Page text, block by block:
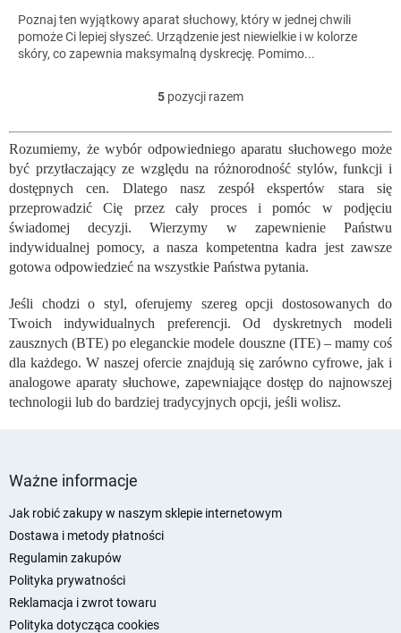
Poznaj ten wyjątkowy aparat słuchowy, który w jednej chwili
pomoże Ci lepiej słyszeć. Urządzenie jest niewielkie i w kolorze
skóry, co zapewnia maksymalną dyskrecję. Pomimo...
K
n
t
r
o
k
i
i
t
y
5 pozycji razem
Rozumiemy, że wybór odpowiedniego aparatu słuchowego może
być przytłaczający ze względu na różnorodność stylów, funkcji i
dostępnych cen. Dlatego nasz zespół ekspertów stara się
przeprowadzić Cię przez cały proces i pomóc w podjęciu
świadomej decyzji. Wierzymy w zapewnienie Państwu
indywidualnej pomocy, a nasza kompetentna kadra jest zawsze
gotowa odpowiedzieć na wszystkie Państwa pytania.
Jeśli chodzi o styl, oferujemy szereg opcji dostosowanych do
Twoich indywidualnych preferencji. Od dyskretnych modeli
zausznych (BTE) po eleganckie modele douszne (ITE) – mamy coś
dla każdego. W naszej ofercie znajdują się zarówno cyfrowe, jak i
analogowe aparaty słuchowe, zapewniające dostęp do najnowszej
technologii lub do bardziej tradycyjnych opcji, jeśli wolisz.
Ważne informacje
Jak robić zakupy w naszym sklepie internetowym
Dostawa i metody płatności
Regulamin zakupów
Polityka prywatności
Reklamacja i zwrot towaru
Polityka dotycząca cookies